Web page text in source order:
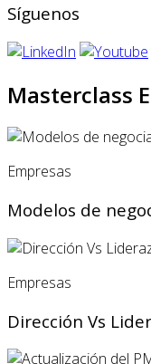
Síguenos
Masterclass
Empresas
Modelos de
Empresas
Dirección Vs